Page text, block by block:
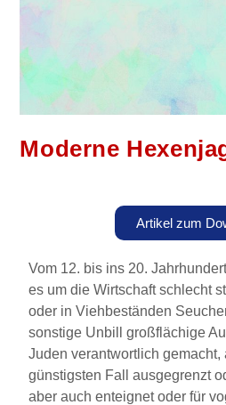
Moderne
Artikel zum
Vom 12. bis ins 20.
es um die Wirtschaft schlecht
oder in Viehbeständen
sonstige Unbill großflächige
Juden verantwortlich gemacht,
günstigsten Fall ausgegrenzt
aber auch enteignet oder für